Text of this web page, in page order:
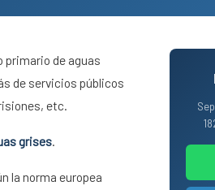
de aguas
de servicios públicos
etc.
grises
la norma europea